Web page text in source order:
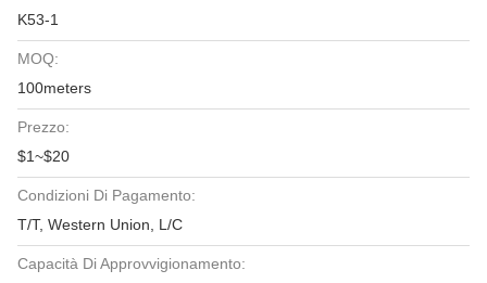
K53-1
MOQ:
100meters
Prezzo:
$1~$20
Condizioni Di Pagamento:
T/T, Western Union, L/C
Capacità Di Approvvigionamento: